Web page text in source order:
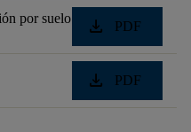
por suelo
download PDF
download PDF